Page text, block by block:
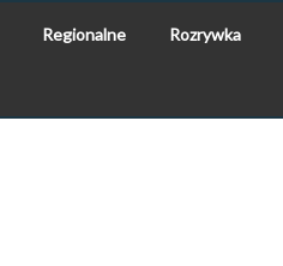
Regionalne Rozrywka